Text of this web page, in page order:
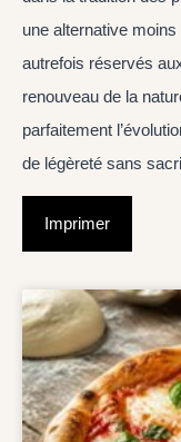
une alternative
autrefois réservés
renouveau de la
parfaitement
de légèreté sans
Imprimer